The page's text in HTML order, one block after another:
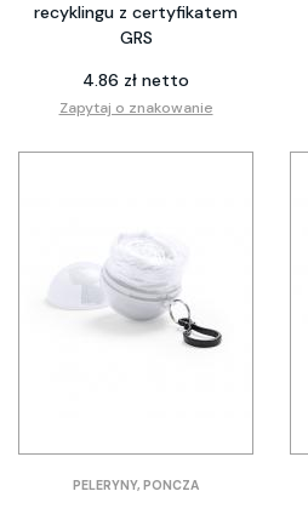
recyklingu z certyfikatem
GRS
4.86 zł netto
Zapytaj o znakowanie
PELERYNY, PONCZA